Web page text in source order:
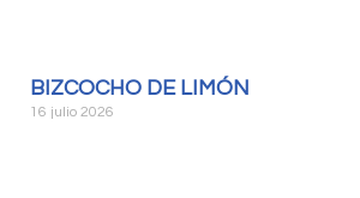
BIZCOCHO DE LIMÓN
16 julio 2026